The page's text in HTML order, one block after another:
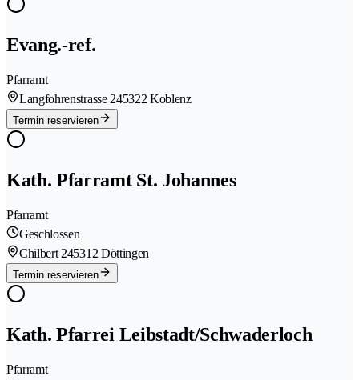
Evang.-ref.
Pfarramt
Langfohrenstrasse 245322 Koblenz
Termin reservieren
Kath. Pfarramt St. Johannes
Pfarramt
Geschlossen
Chilbert 245312 Döttingen
Termin reservieren
Kath. Pfarrei Leibstadt/Schwaderloch
Pfarramt